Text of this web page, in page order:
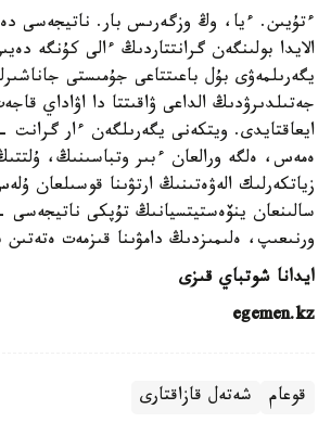
ءتۇيىن. ءيا، وڭ وزگەرىس بار. ناتيجەسى
الايدا بولىنگەن گرانتتاردىڭ ءالى كۇنگە
يگەرىلمەۋى بۇل باعىتتاعى جۇمىستى
جەتىلدىرۋدىڭ الداعى ۋاقىتتا دا اۋاداي
ايعاقتايدى. ويتكەنى يگەرىلگەن ءار
ەمەس، ەلگە ورالعان ءبىر وتباسىنىڭ،
زياتكەرلىك الەۋەتىنىڭ ارتۋىنا قوسىلعان
سالىنعان ينۆەستيتسيانىڭ تۇپكى ناتيجەسى
ورنىعىپ، ەلىمىزدىڭ دامۋىنا قىزمەت ەتەتىن
ايدانا شوتباي قىزى
egemen.kz
قوعام شەتەل قازاقتارى